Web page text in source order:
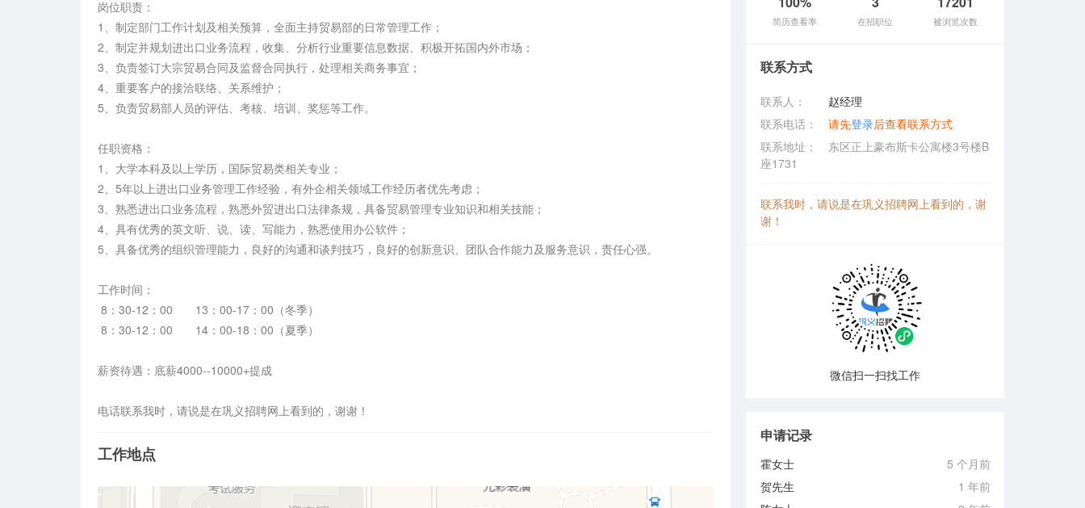
岗位职责：
1、制定部门工作计划及相关预算，全面主持贸易部的日常管理工作；
2、制定并规划进出口业务流程，收集、分析行业重要信息数据、积极开拓国内外市场；
3、负责签订大宗贸易合同及监督合同执行，处理相关商务事宜；
4、重要客户的接洽联络、关系维护；
5、负责贸易部人员的评估、考核、培训、奖惩等工作。
任职资格：
1、大学本科及以上学历，国际贸易类相关专业；
2、5年以上进出口业务管理工作经验，有外企相关领域工作经历者优先考虑；
3、熟悉进出口业务流程，熟悉外贸进出口法律条规，具备贸易管理专业知识和相关技能；
4、具有优秀的英文听、说、读、写能力，熟悉使用办公软件；
5、具备优秀的组织管理能力，良好的沟通和谈判技巧，良好的创新意识、团队合作能力及服务意识，责任心强。
工作时间：
薪资待遇：底薪4000--10000+提成
电话联系我时，请说是在巩义招聘网上看到的，谢谢！
工作地点
简历查看率 在招职位 被浏览次数
联系方式
联系人：
赵经理
联系电话：
请先登录后查看联系方式
联系地址：
东区正上豪布斯卡公寓楼3号楼B
座1731
联系我时，请说是在巩义招聘网上看到的，谢
谢！
微信扫一扫找工作
申请记录
霍女士
5 个月前
贺先生
1 年前